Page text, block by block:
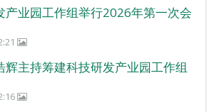
产业园工作组举行2026年第一次会
辉主持筹建科技研发产业园工作组